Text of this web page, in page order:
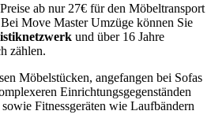
ab nur 27€ für den Möbeltransport
Move Master Umzüge können Sie
und über 16 Jahre
zählen.
Möbelstücken, angefangen bei Sofas
Einrichtungsgegenständen
Fitnessgeräten wie Laufbändern